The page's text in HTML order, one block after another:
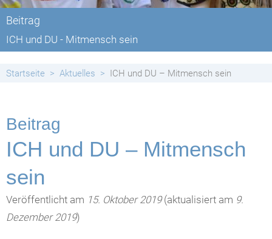
Beitrag
ICH und DU - Mitmensch sein
Startseite Aktuelles ICH und DU – Mitmensch sein
Beitrag
ICH und DU – Mitmensch
sein
Veröffentlicht am 15. Oktober 2019(aktualisiert am 9.
Dezember 2019)